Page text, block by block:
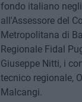
fondo italiano
all'Assessore del
Metropolitana di
Regionale Fidal
Giuseppe Nitti, i
tecnico regionale,
Malcangi.